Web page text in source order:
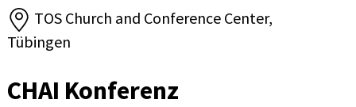
TOS Church and Conference Center,
Tübingen
CHAI Konferenz